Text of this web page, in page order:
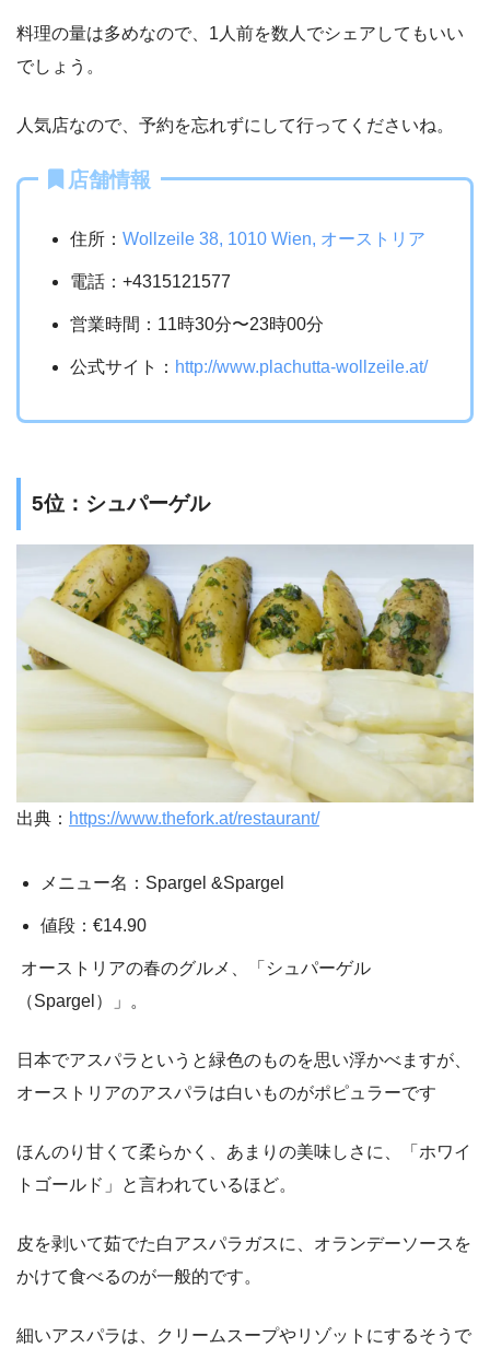
料理の量は多めなので、1人前を数人でシェアしてもいい
でしょう。
人気店なので、予約を忘れずにして行ってくださいね。
店舗情報
住所：Wollzeile 38, 1010 Wien, オーストリア
電話：+4315121577
営業時間：11時30分〜23時00分
公式サイト： http://www.plachutta-wollzeile.at/
5位：シュパーゲル
出典： https://www.thefork.at/restaurant/
メニュー名： Spargel &Spargel
値段：€14.90
オーストリアの春のグルメ、「シュパーゲル
（Spargel）」。
日本でアスパラというと緑色のものを思い浮かべますが、
オーストリアのアスパラは白いものがポピュラーです
ほんのり甘くて柔らかく、あまりの美味しさに、「ホワイ
トゴールド」と言われているほど。
皮を剥いて茹でた白アスパラガスに、オランデーソースを
かけて食べるのが一般的です。
細いアスパラは、クリームスープやリゾットにするそうで